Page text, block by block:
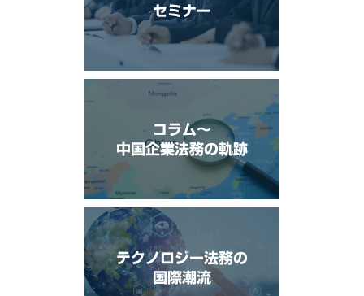
セミナー
コラム〜
中国企業法務の軌跡
テクノロジー法務の
国際潮流